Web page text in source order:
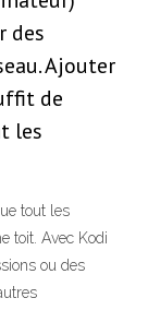
des
Ajouter
de
les
tout les
toit. Avec Kodi
ou des